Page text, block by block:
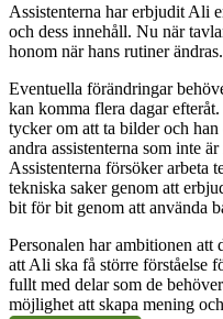
Assistenterna har erbjudit Ali
och dess innehåll. Nu när
honom när hans rutiner
Eventuella förändringar
kan komma flera dagar
tycker om att ta bilder och
andra assistenterna som inte är
Assistenterna försöker arbeta
tekniska saker genom att
bit för bit genom att använda
Personalen har ambitionen att
att Ali ska få större förståelse
fullt med delar som de
möjlighet att skapa mening